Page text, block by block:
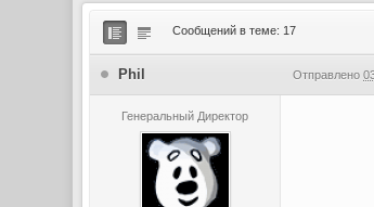
Сообщений в теме: 17
Phil Отправлено
Генеральный Директор